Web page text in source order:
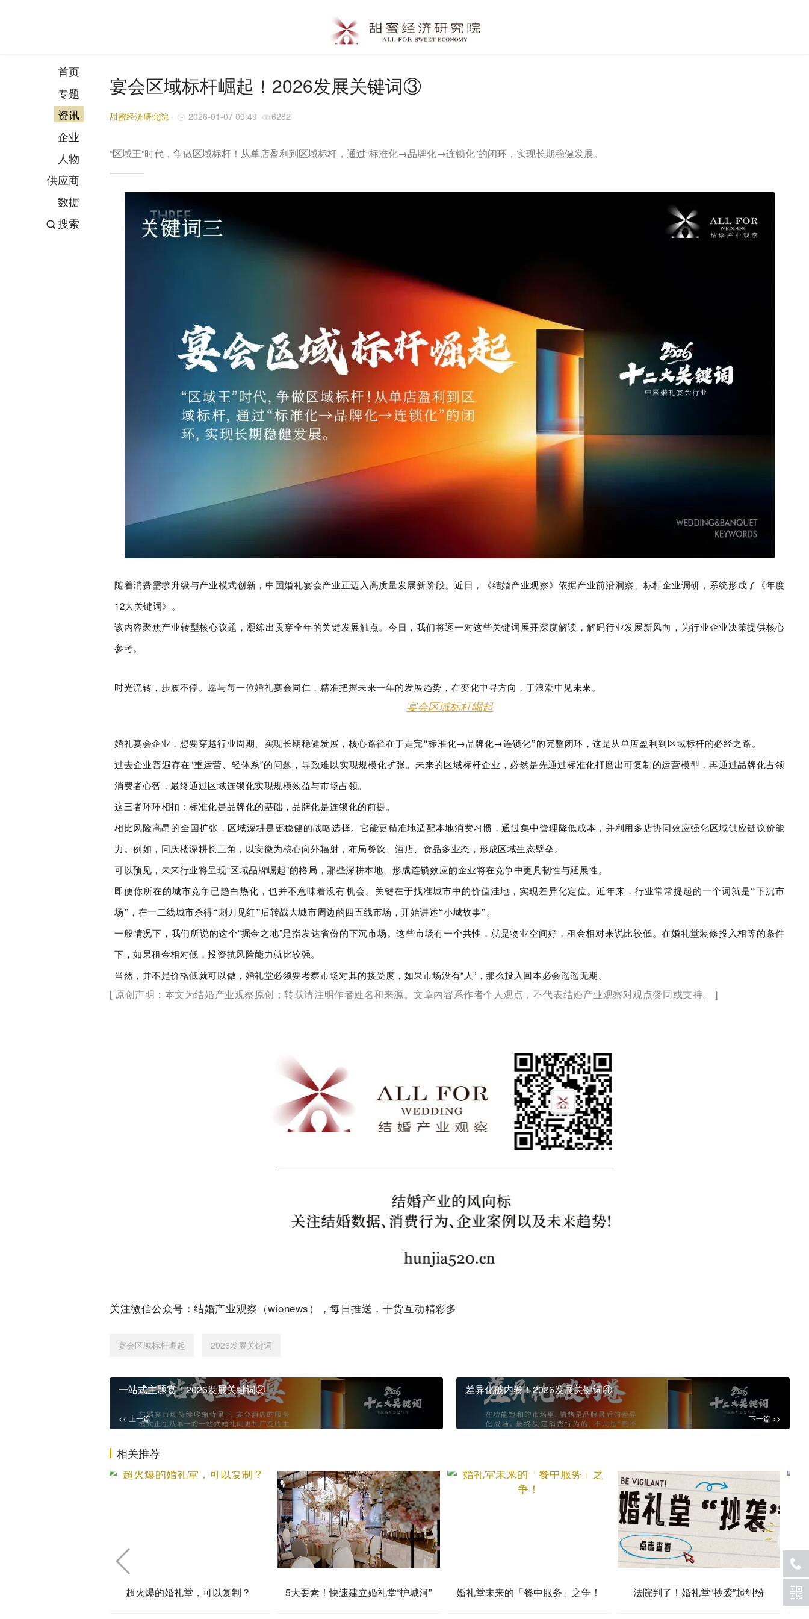
首页
专题
资讯
企业
人物
供应商
数据
搜索
宴会区域标杆崛起！2026发展关键词③
甜蜜经济研究院 · 2026-01-07 09:49 6282
“区域王”时代，争做区域标杆！从单店盈利到区域标杆，通过“标准化→品牌化→连锁化”的闭环，实现长期稳健发展。
随着消费需求升级与产业模式创新，中国婚礼宴会产业正迈入高质量发展新阶段。近日，《结婚产业观察》依据产业前沿洞察、标杆企业调研，系统形成了《年度
12大关键词》。
该内容聚焦产业转型核心议题，凝练出贯穿全年的关键发展触点。今日，我们将逐一对这些关键词展开深度解读，解码行业发展新风向，为行业企业决策提供核心
参考。
时光流转，步履不停。愿与每一位婚礼宴会同仁，精准把握未来一年的发展趋势，在变化中寻方向，于浪潮中见未来。
宴会区域标杆崛起
婚礼宴会企业，想要穿越行业周期、实现长期稳健发展，核心路径在于走完“标准化→品牌化→连锁化”的完整闭环，这是从单店盈利到区域标杆的必经之路。
过去企业普遍存在“重运营、轻体系”的问题，导致难以实现规模化扩张。未来的区域标杆企业，必然是先通过标准化打磨出可复制的运营模型，再通过品牌化占领
消费者心智，最终通过区域连锁化实现规模效益与市场占领。
这三者环环相扣：标准化是品牌化的基础，品牌化是连锁化的前提。
相比风险高昂的全国扩张，区域深耕是更稳健的战略选择。它能更精准地适配本地消费习惯，通过集中管理降低成本，并利用多店协同效应强化区域供应链议价能
力。例如，同庆楼深耕长三角，以安徽为核心向外辐射，布局餐饮、酒店、食品多业态，形成区域生态壁垒。
可以预见，未来行业将呈现“区域品牌崛起”的格局，那些深耕本地、形成连锁效应的企业将在竞争中更具韧性与延展性。
即便你所在的城市竞争已趋白热化，也并不意味着没有机会。关键在于找准城市中的价值洼地，实现差异化定位。近年来，行业常常提起的一个词就是“下沉市
场”，在一二线城市杀得“刺刀见红”后转战大城市周边的四五线市场，开始讲述“小城故事”。
一般情况下，我们所说的这个“掘金之地”是指发达省份的下沉市场。这些市场有一个共性，就是物业空间好，租金相对来说比较低。在婚礼堂装修投入相等的条件
下，如果租金相对低，投资抗风险能力就比较强。
当然，并不是价格低就可以做，婚礼堂必须要考察市场对其的接受度，如果市场没有“人”，那么投入回本必会遥遥无期。
[ 原创声明：本文为结婚产业观察原创；转载请注明作者姓名和来源。文章内容系作者个人观点，不代表结婚产业观察对观点赞同或支持。 ]
关注微信公众号：结婚产业观察（wionews），每日推送，干货互动精彩多
宴会区域标杆崛起 2026发展关键词
一站式主题宴！2026发展关键词②
<< 上一篇
差异化破内卷！2026发展关键词④
下一篇 >>
相关推荐
超火爆的婚礼堂，可以复制？ 5大要素！快速建立婚礼堂“护城河” 婚礼堂未来的「餐中服务」之争！ 法院判了！婚礼堂“抄袭”起纠纷 婚